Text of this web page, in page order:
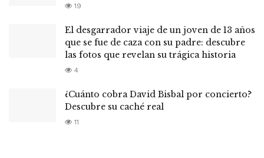
19
El desgarrador viaje de un joven de 13 años
que se fue de caza con su padre: descubre
las fotos que revelan su trágica historia
4
¿Cuánto cobra David Bisbal por concierto?
Descubre su caché real
11